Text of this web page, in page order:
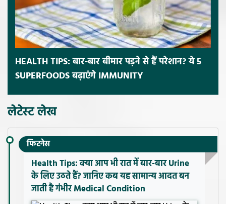
HEALTH TIPS: बार-बार बीमार पड़ने से हैं परेशान? ये 5
SUPERFOODS बढ़ाएंगे IMMUNITY
लेटेस्ट लेख
फिटनेस
Health Tips: क्या आप भी रात में बार-बार Urine
के लिए उठते हैं? जानिए कब यह सामान्य आदत बन
जाती है गंभीर Medical Condition